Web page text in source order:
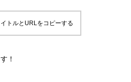
トルとURLをコピーする
！